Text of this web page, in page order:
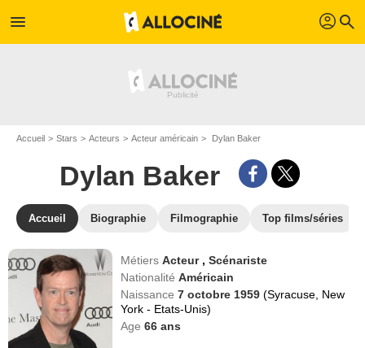
menu profil search
Accueil Stars Acteurs Acteur américain Dylan Baker
Dylan Baker
Accueil Biographie Filmographie Top films/séries
MétiersActeur ,Scénariste
NationalitéAméricain
Naissance7 octobre 1959(Syracuse, New
York - Etats-Unis)
Age66 ans